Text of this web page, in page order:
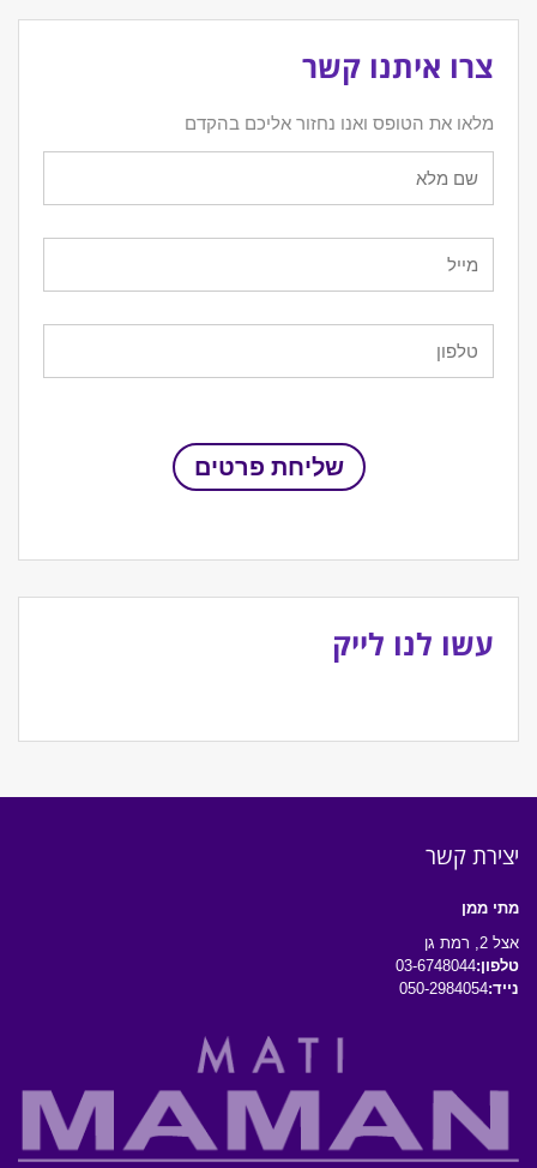
צרו איתנו קשר
מלאו את הטופס ואנו נחזור אליכם בהקדם
עשו לנו לייק
יצירת קשר
מתי ממן
אצל 2, רמת גן
טלפון:03-6748044
נייד:050-2984054